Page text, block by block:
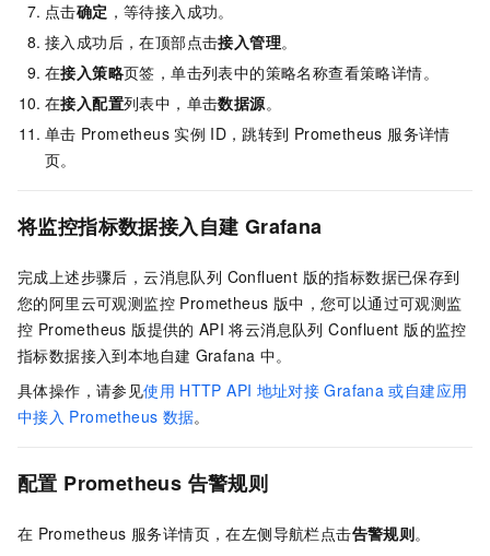
点击确定 ，等待接入成功。
接入成功后，在顶部点击接入管理。
在接入策略页签，单击列表中的策略名称查看策略详情。
在接入配置列表中，单击数据源。
单击 Prometheus 实例 ID，跳转到 Prometheus 服务详情
页。
将监控指标数据接入自建 Grafana
完成上述步骤后，云消息队列 Confluent 版的指标数据已保存到
您的阿里云可观测监控 Prometheus 版中，您可以通过可观测监
控 Prometheus 版提供的 API 将云消息队列 Confluent 版的监控
指标数据接入到本地自建 Grafana 中。
具体操作，请参见使用 HTTP API 地址对接 Grafana 或自建应用
中接入 Prometheus 数据。
配置 Prometheus 告警规则
在 Prometheus 服务详情页，在左侧导航栏点击告警规则。